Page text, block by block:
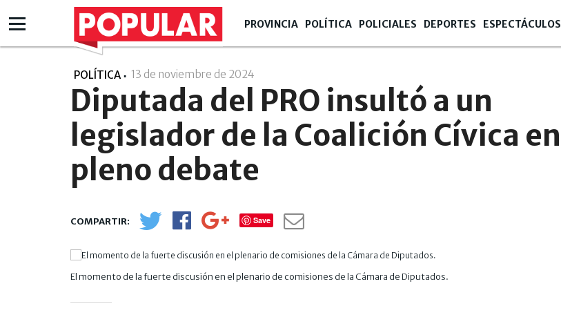
PROVINCIA POLÍTICA POLICIALES DEPORTES ESPECTÁCULOS
POLÍTICA 13 de noviembre de 2024
Diputada del PRO insultó a un
legislador de la Coalición Cívica en
pleno debate
Save
El momento de la fuerte discusión en el plenario de comisiones de la Cámara de Diputados.